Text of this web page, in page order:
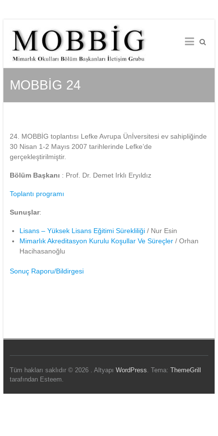
content
MOBBİG 24
24. MOBBİG toplantısı Lefke Avrupa Ünİversitesi ev sahipliğinde
30 Nisan 1-2 Mayıs 2007 tarihlerinde Lefke’de
gerçekleştirilmiştir.
Bölüm Başkanı : Prof. Dr. Demet Irklı Eryıldız
Toplantı programı
Sunuşlar:
Lisans – Yüksek Lisans Eğitimi Sürekliliği/ Nur Esin
Mimarlık Akreditasyon Kurulu Koşullar Ve Süreçler / Orhan
Hacihasanoğlu
Sonuç Raporu/Bildirgesi
Tüm hakları saklıdır © 2026 . Altyapı WordPress. Tema: ThemeGrill
tarafından Esteem.